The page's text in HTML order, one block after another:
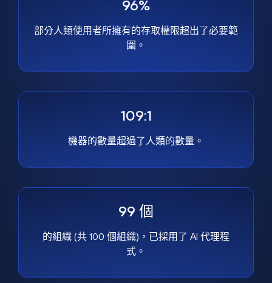
96%
部分人類使用者所擁有的存取權限超出了必要範
圍。
109:1
機器的數量超過了人類的數量。
99 個
的組織 (共 100 個組織)，已採用了 AI 代理程
式。